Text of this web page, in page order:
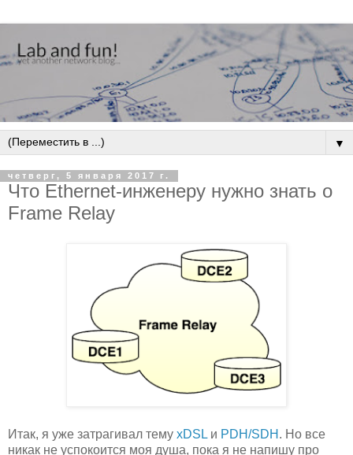
▼
четверг, 5 января 2017 г.
Что Ethernet-инженеру нужно знать о
Frame Relay
Итак, я уже затрагивал тему xDSL и PDH/SDH . Но все
никак не успокоится моя душа, пока я не напишу про